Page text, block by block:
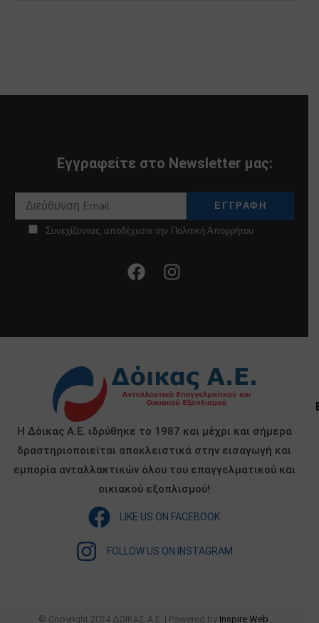
Εγγραφείτε στο Newsletter μας:
Συνεχίζοντας, αποδέχεστε την Πολιτική Απορρήτου
Η Δόικας Α.Ε. ιδρύθηκε το 1987 και μέχρι και σήμερα
δραστηριοποιείται αποκλειστικά στην εισαγωγή και
εμπορία ανταλλακτικών όλου του επαγγελματικού και
οικιακού εξοπλισμού!
LIKE US ON FACEBOOK
FOLLOW US ON INSTAGRAM
© Copyright 2024 ΔΟΙΚΑΣ Α.Ε. | Powered by Inspire Web